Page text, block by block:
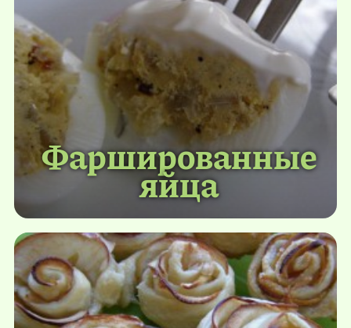
Фаршированные
яйца